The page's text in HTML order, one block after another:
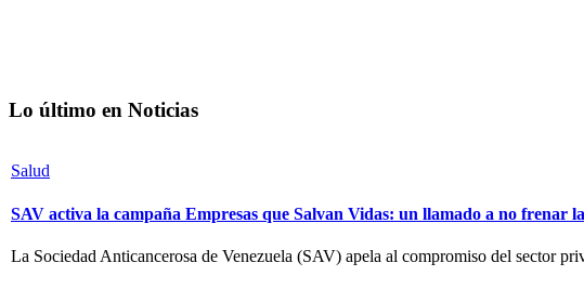
Lo último en Noticias
Salud
SAV activa la campaña Empresas que Salvan Vidas: un llamado a no frenar
La Sociedad Anticancerosa de Venezuela (SAV) apela al compromiso del sector